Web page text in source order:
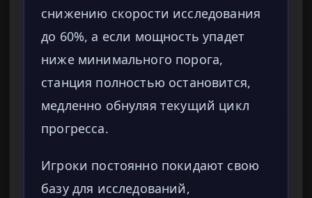
снижению скорости исследования
до 60%, а если мощность упадет
ниже минимального порога,
станция полностью остановится,
медленно обнуляя текущий цикл
прогресса.
Игроки постоянно покидают свою
базу для исследований,